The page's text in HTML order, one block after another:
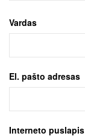
Vardas
El. pašto adresas
Interneto puslapis